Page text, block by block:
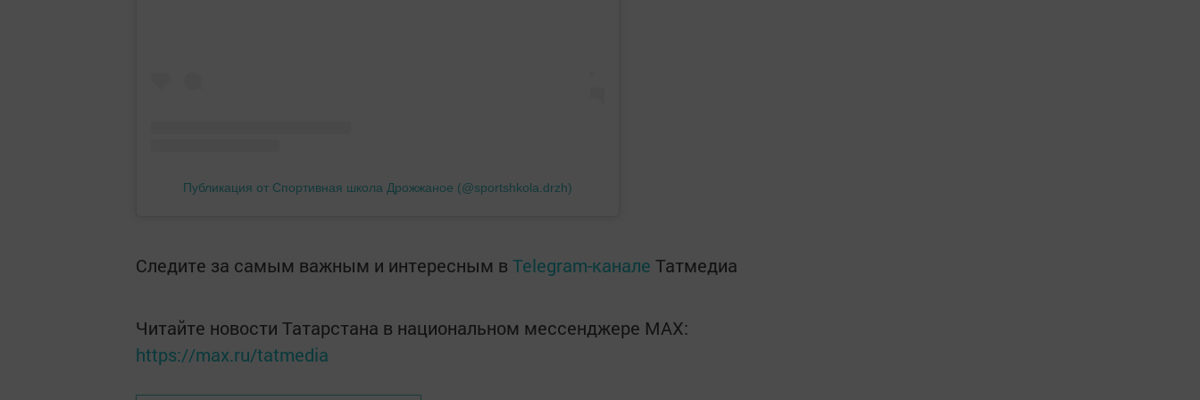
Публикация от Спортивная школа Дрожжаное (@sportshkola.drzh)
Следите за самым важным и интересным в Telegram-канале Татмедиа
Читайте новости Татарстана в национальном мессенджере MАХ:
https://max.ru/tatmedia